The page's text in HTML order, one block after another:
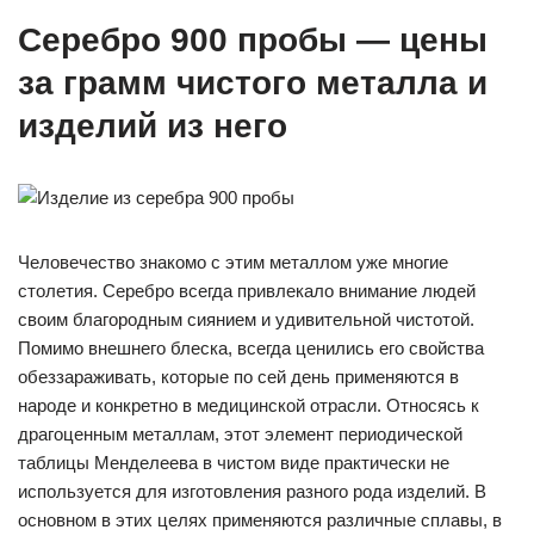
Серебро 900 пробы — цены
за грамм чистого металла и
изделий из него
Человечество знакомо с этим металлом уже многие
столетия. Серебро всегда привлекало внимание людей
своим благородным сиянием и удивительной чистотой.
Помимо внешнего блеска, всегда ценились его свойства
обеззараживать, которые по сей день применяются в
народе и конкретно в медицинской отрасли. Относясь к
драгоценным металлам, этот элемент периодической
таблицы Менделеева в чистом виде практически не
используется для изготовления разного рода изделий. В
основном в этих целях применяются различные сплавы, в